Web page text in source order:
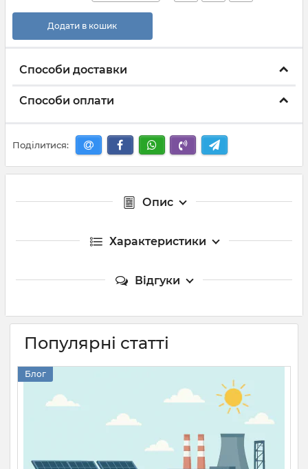
Додати в кошик
Способи доставки
Способи оплати
Поділитися:
Опис
Характеристики
Відгуки
Популярні статті
Блог